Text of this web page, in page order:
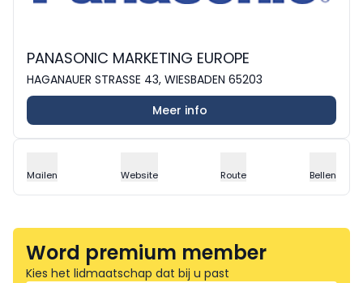
PANASONIC MARKETING EUROPE
HAGANAUER STRASSE 43, WIESBADEN 65203
Meer info
Mailen Website Route Bellen
Word premium member
Kies het lidmaatschap dat bij u past